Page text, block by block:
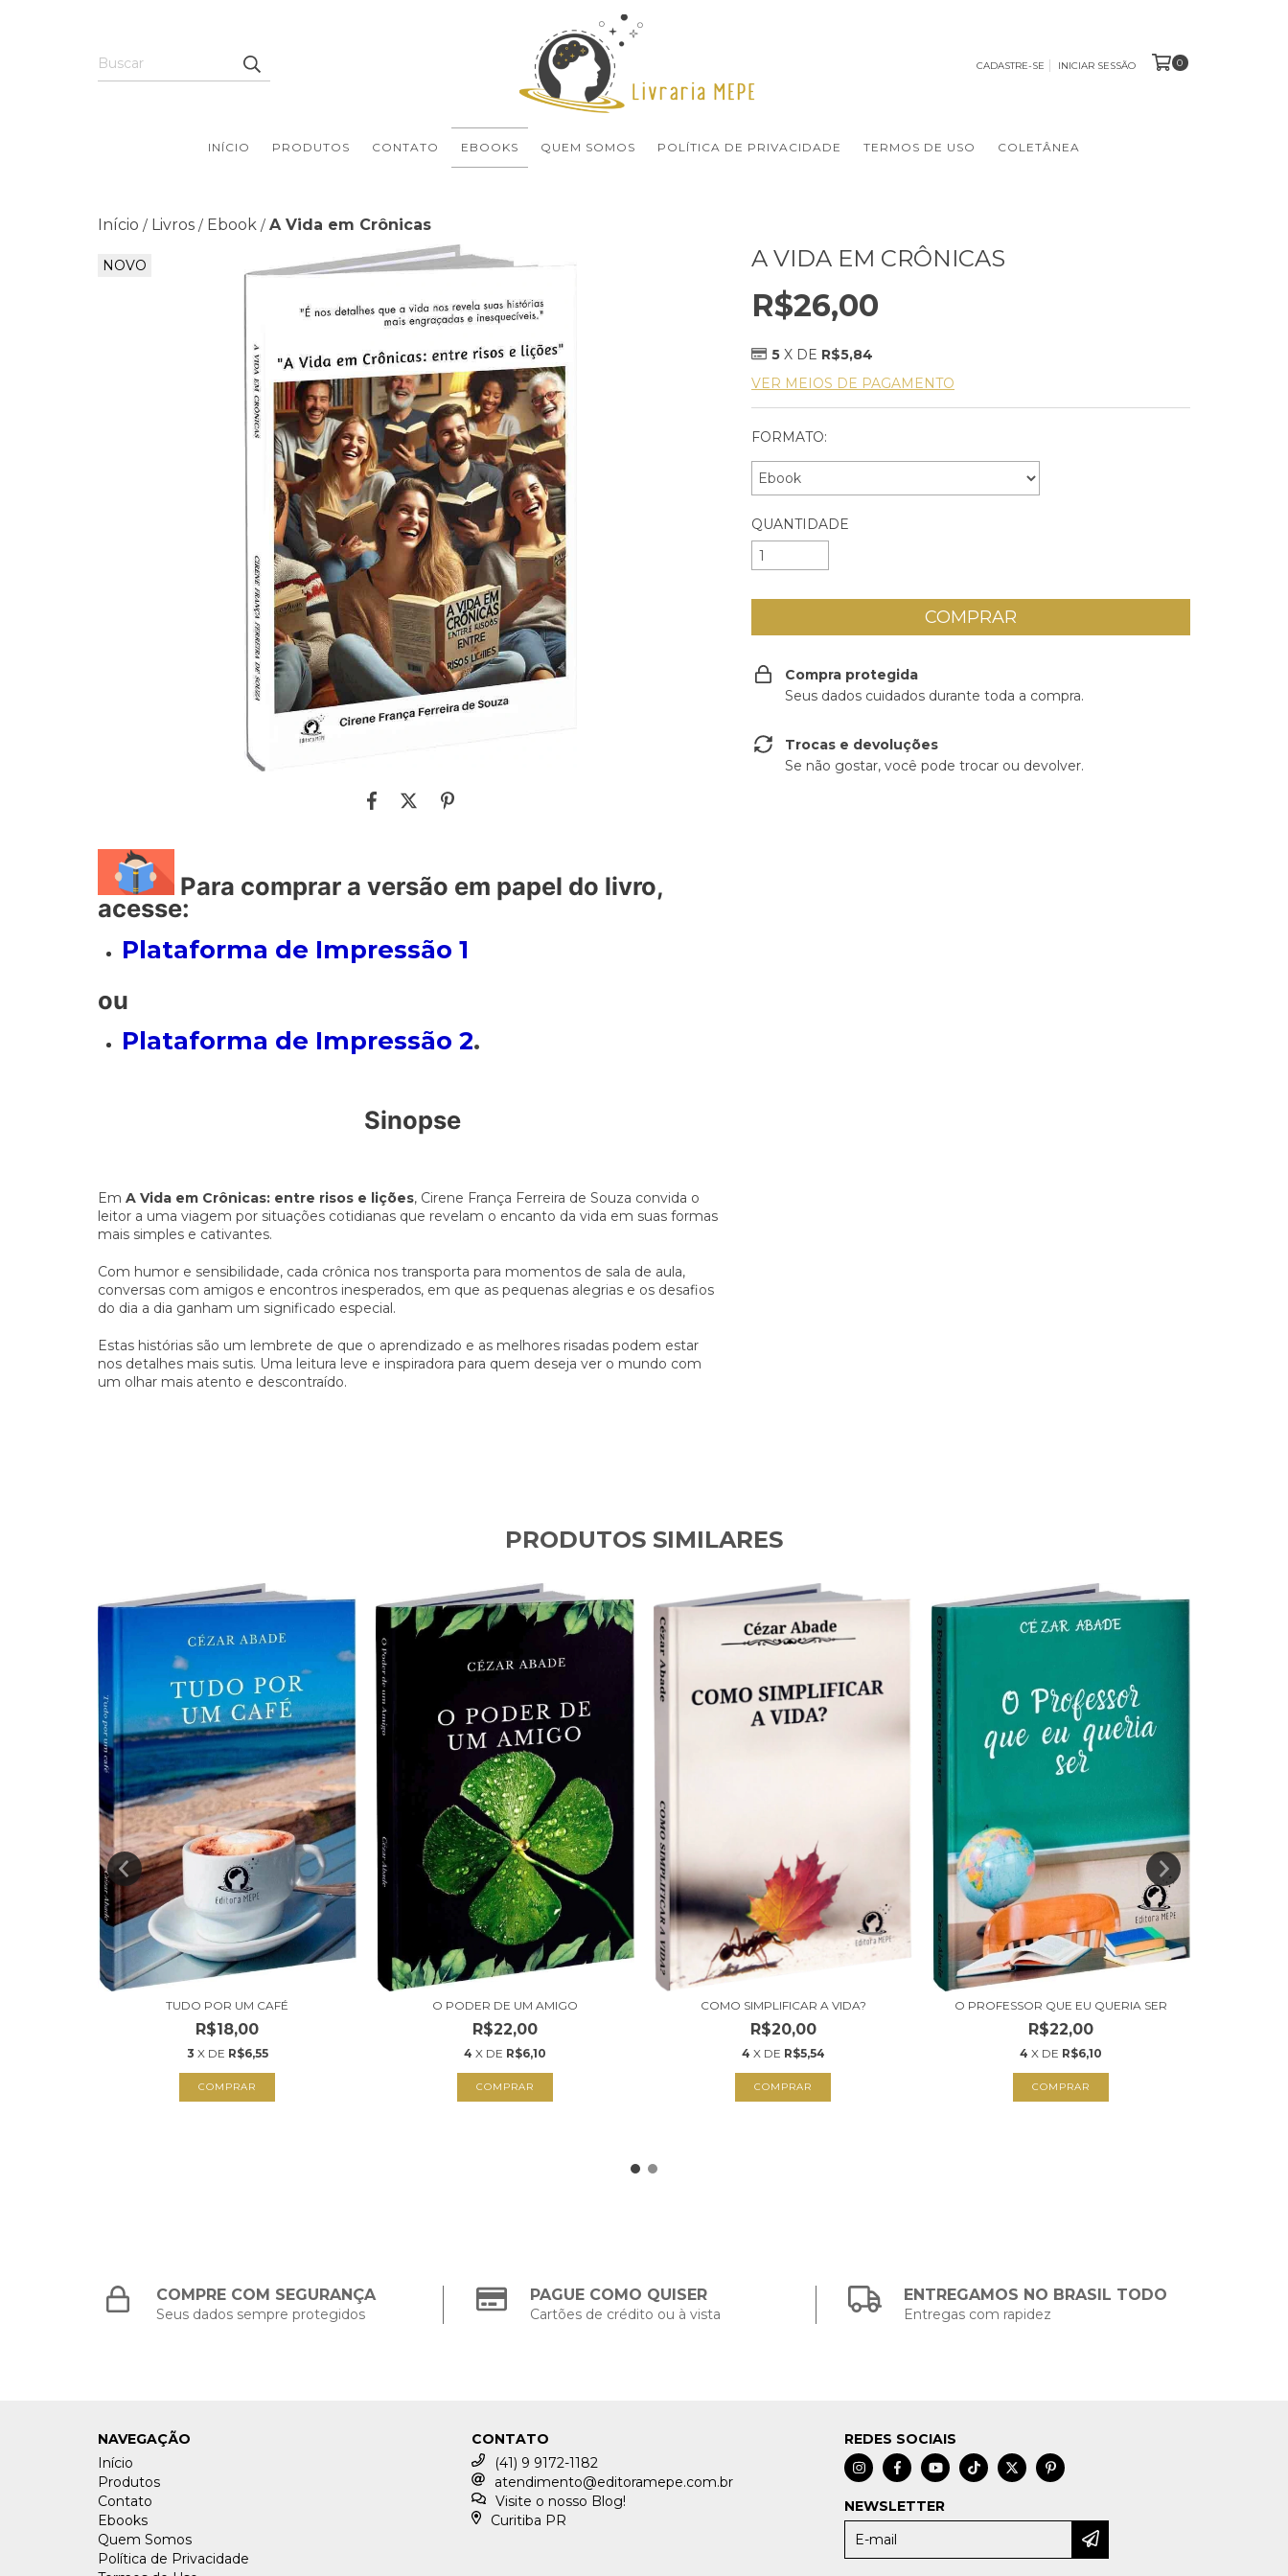
CADASTRE-SE INICIAR SESSÃO 0
INÍCIO PRODUTOS CONTATO EBOOKS QUEM SOMOS POLÍTICA DE PRIVACIDADE TERMOS DE USO COLETÂNEA
Início / Livros / Ebook / A Vida em Crônicas
NOVO
Para comprar a versão em papel do livro,
acesse:
Plataforma de Impressão 1
ou
Plataforma de Impressão 2.
Sinopse
Em A Vida em Crônicas: entre risos e lições, Cirene França Ferreira de Souza convida o
leitor a uma viagem por situações cotidianas que revelam o encanto da vida em suas formas
mais simples e cativantes.
Com humor e sensibilidade, cada crônica nos transporta para momentos de sala de aula,
conversas com amigos e encontros inesperados, em que as pequenas alegrias e os desafios
do dia a dia ganham um significado especial.
Estas histórias são um lembrete de que o aprendizado e as melhores risadas podem estar
nos detalhes mais sutis. Uma leitura leve e inspiradora para quem deseja ver o mundo com
um olhar mais atento e descontraído.
A VIDA EM CRÔNICAS
R$26,00
5 X DE R$5,84
VER MEIOS DE PAGAMENTO
FORMATO:
QUANTIDADE
Compra protegida
Seus dados cuidados durante toda a compra.
Trocas e devoluções
Se não gostar, você pode trocar ou devolver.
PRODUTOS SIMILARES
TUDO POR UM CAFÉ
R$18,00
3 X DE R$6,55
COMPRAR
O PODER DE UM AMIGO
R$22,00
4 X DE R$6,10
COMPRAR
COMO SIMPLIFICAR A VIDA?
R$20,00
4 X DE R$5,54
O PROFESSOR QUE EU QUERIA SER
R$22,00
4 X DE R$6,10
COMPRAR
COMPRE COM SEGURANÇA
Seus dados sempre protegidos
PAGUE COMO QUISER
Cartões de crédito ou à vista
ENTREGAMOS NO BRASIL TODO
Entregas com rapidez
NAVEGAÇÃO
Início
Produtos
Contato
Ebooks
Quem Somos
Política de Privacidade
CONTATO
(41) 9 9172-1182
atendimento@editoramepe.com.br
Visite o nosso Blog!
Curitiba PR
REDES SOCIAIS
NEWSLETTER